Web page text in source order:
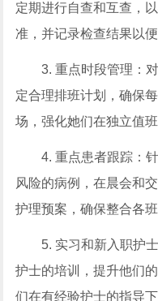
定期进行自查和互查，
准，并记录检查结果以便
3. 重点时段管理：
定合理排班计划，确保
场，强化她们在独立值
4. 重点患者跟踪：
风险的病例，在晨会和
护理预案，确保整合各班
5. 实习和新入职护
护士的培训，提升他们
们在有经验护士的指导下